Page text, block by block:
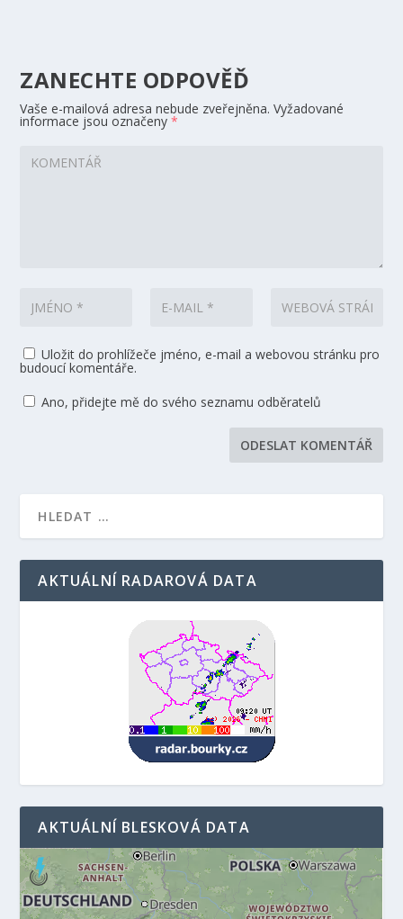
ZANECHTE ODPOVĚĎ
Vaše e-mailová adresa nebude zveřejněna. Vyžadované
informace jsou označeny*
Uložit do prohlížeče jméno, e-mail a webovou stránku pro
budoucí komentáře.
Ano, přidejte mě do svého seznamu odběratelů
AKTUÁLNÍ RADAROVÁ DATA
AKTUÁLNÍ BLESKOVÁ DATA